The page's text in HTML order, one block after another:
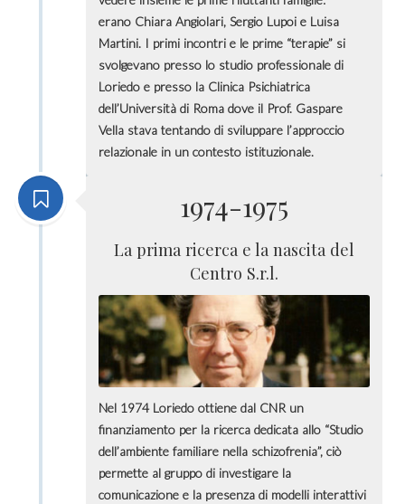
erano Chiara Angiolari, Sergio Lupoi e Luisa
Martini. I primi incontri e le prime “terapie” si
svolgevano presso lo studio professionale di
Loriedo e presso la Clinica Psichiatrica
dell’Università di Roma dove il Prof. Gaspare
Vella stava tentando di sviluppare l’approccio
relazionale in un contesto istituzionale.
1974-1975
La prima ricerca e la nascita del
Centro S.r.l.
Nel 1974 Loriedo ottiene dal CNR un
finanziamento per la ricerca dedicata allo “Studio
dell’ambiente familiare nella schizofrenia”, ciò
permette al gruppo di investigare la
comunicazione e la presenza di modelli interattivi